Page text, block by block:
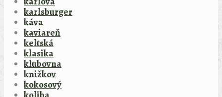
karlsburger
káva
kaviareň
keltská
klasika
klubovna
knižkov
kokosový